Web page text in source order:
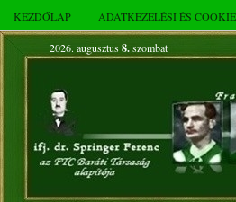
KEZDŐLAP ADATKEZELÉSI ÉS
2026. augusztus 8.szombat